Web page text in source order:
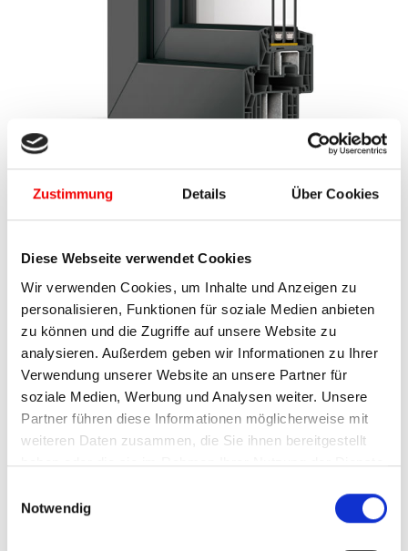
Zustimmung Details Über Cookies
Diese Webseite verwendet Cookies
Wir verwenden Cookies, um Inhalte und Anzeigen zu
personalisieren, Funktionen für soziale Medien anbieten
zu können und die Zugriffe auf unsere Website zu
analysieren. Außerdem geben wir Informationen zu Ihrer
Verwendung unserer Website an unsere Partner für
soziale Medien, Werbung und Analysen weiter. Unsere
Partner führen diese Informationen möglicherweise mit
weiteren Daten zusammen, die Sie ihnen bereitgestellt
haben oder die sie im Rahmen Ihrer Nutzung der Dienste
Sie können Ihre Auswahl jederzeit über den
Menüpunkt „Cookie-Verwaltung“ am Seitenende oder
Notwendig
Rahmen/Flügel:
109 mm bis 175 mm
7 Kammern im Rahmen, 6 Kammern in Flügel
Oberfläche:
REHAU HDF (High Definition Finishing-
extrem hochwertig, hochgradig glatt und
daher besonders pflegeleicht
Einbruchhemmung: bis RC (Widerstandsklasse) 3